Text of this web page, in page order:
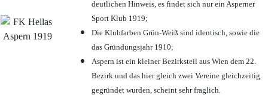
deutlichen Hinweis, es findet sich nur ein Asperner
Sport Klub 1919;
Die Klubfarben Grün-Weiß sind identisch, sowie die
das Gründungsjahr 1910;
Aspern ist ein kleiner Bezirksteil aus Wien dem 22.
Bezirk und das hier gleich zwei Vereine gleichzeitig
gegründet wurden, scheint sehr fraglich.